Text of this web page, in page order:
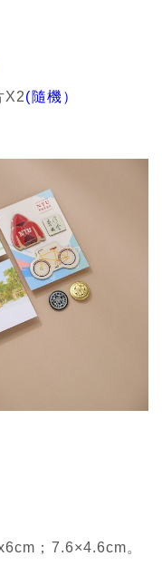
X2(隨機）
；7.6×4.6cm。